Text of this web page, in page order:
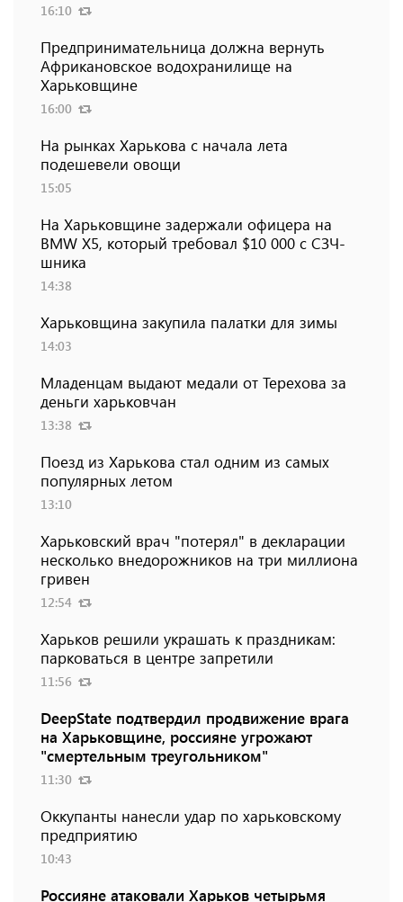
16:10
Предпринимательница должна вернуть
Африкановское водохранилище на
Харьковщине
16:00
На рынках Харькова с начала лета
подешевели овощи
15:05
На Харьковщине задержали офицера на
BMW Х5, который требовал $10 000 с СЗЧ-
шника
14:38
Харьковщина закупила палатки для зимы
14:03
Младенцам выдают медали от Терехова за
деньги харьковчан
13:38
Поезд из Харькова стал одним из самых
популярных летом
13:10
Харьковский врач "потерял" в декларации
несколько внедорожников на три миллиона
гривен
12:54
Харьков решили украшать к праздникам:
парковаться в центре запретили
11:56
DeepState подтвердил продвижение врага
на Харьковщине, россияне угрожают
"смертельным треугольником"
11:30
Оккупанты нанесли удар по харьковскому
предприятию
10:43
Россияне атаковали Харьков четырьмя